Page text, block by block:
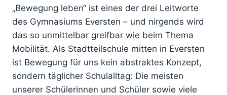
„Bewegung leben“ ist eines der drei Leitworte
des Gymnasiums Eversten – und nirgends wird
das so unmittelbar greifbar wie beim Thema
Mobilität. Als Stadtteilschule mitten in Eversten
ist Bewegung für uns kein abstraktes Konzept,
sondern täglicher Schulalltag: Die meisten
unserer Schülerinnen und Schüler sowie viele